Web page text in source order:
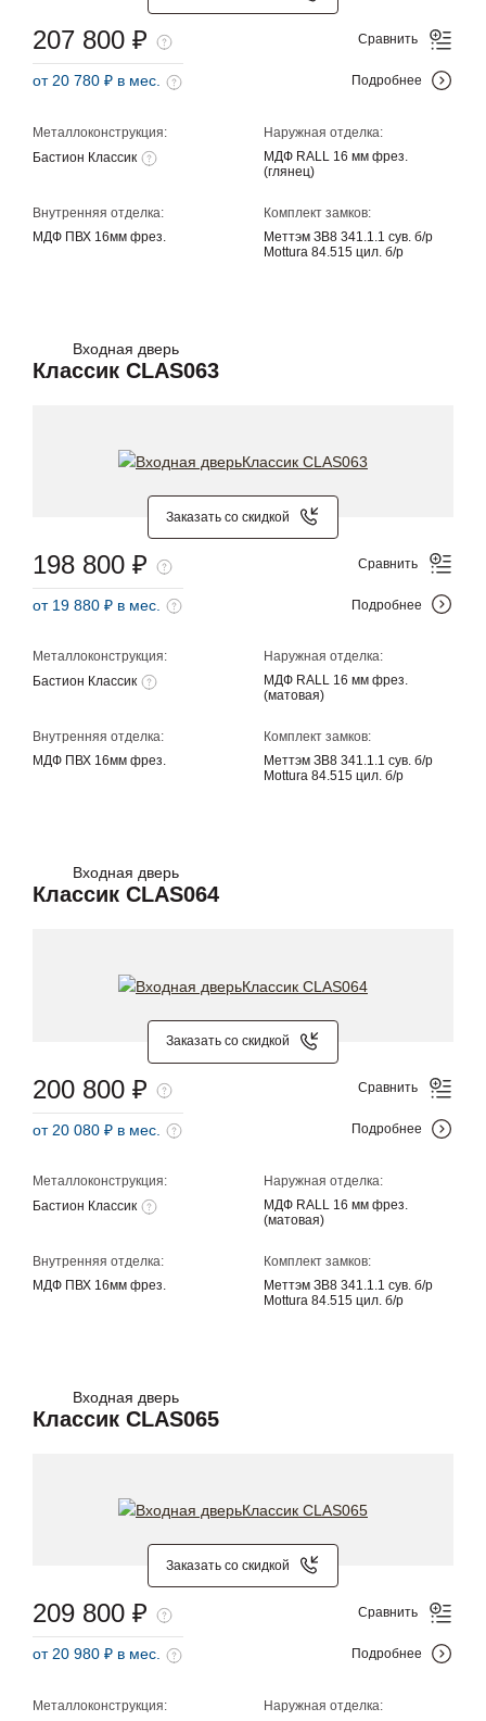
Металлоконструкция:
Бастион Классик
Наружная отделка:
МДФ RALL 16 мм фрез.
(глянец)
Внутренняя отделка:
МДФ ПВХ 16мм фрез.
Комплект замков:
Меттэм ЗВ8 341.1.1 сув. б/р
Mottura 84.515 цил. б/р
207 800 ₽
от 20 780 ₽ в мес.
Сравнить
Подробнее
Входная дверь
Классик CLAS063
Заказать со скидкой
Металлоконструкция:
Бастион Классик
Наружная отделка:
МДФ RALL 16 мм фрез.
(матовая)
Внутренняя отделка:
МДФ ПВХ 16мм фрез.
Комплект замков:
Меттэм ЗВ8 341.1.1 сув. б/р
Mottura 84.515 цил. б/р
198 800 ₽
от 19 880 ₽ в мес.
Сравнить
Подробнее
Входная дверь
Классик CLAS064
Заказать со скидкой
Металлоконструкция:
Бастион Классик
Наружная отделка:
МДФ RALL 16 мм фрез.
(матовая)
Внутренняя отделка:
МДФ ПВХ 16мм фрез.
Комплект замков:
Меттэм ЗВ8 341.1.1 сув. б/р
Mottura 84.515 цил. б/р
200 800 ₽
от 20 080 ₽ в мес.
Сравнить
Подробнее
Входная дверь
Классик CLAS065
Заказать со скидкой
Металлоконструкция: Наружная отделка:
209 800 ₽
от 20 980 ₽ в мес.
Сравнить
Подробнее